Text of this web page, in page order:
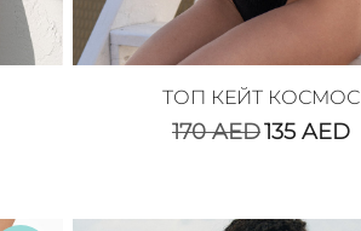
ТОП КЕЙТ КОСМОС
170AED135 AED